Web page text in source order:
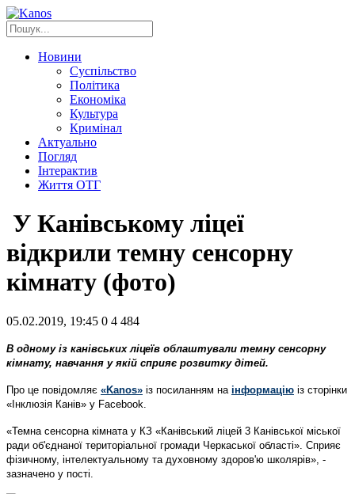
Новини
Суспільство
Політика
Економіка
Культура
Кримінал
Актуально
Погляд
Інтерактив
Життя ОТГ
У Канівському ліцеї
відкрили темну сенсорну
кімнату (фото)
05.02.2019, 19:45 0 4 484
В одному із канівських ліцеїв облаштували темну сенсорну
кімнату, навчання у якій сприяє розвитку дітей.
Про це повідомляє «Kanos» із посиланням на інформацію із сторінки
«Інклюзія Канів» у Facebook.
«Темна сенсорна кімната у КЗ «Канівський ліцей 3 Канівської міської
ради об'єднаної територіальної громади Черкаської області». Сприяє
фізичному, інтелектуальному та духовному здоров'ю школярів», -
зазначено у пості.